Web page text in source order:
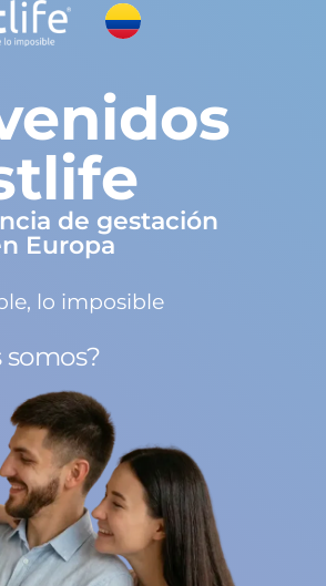
de gestación
Europa
lo imposible
somos?